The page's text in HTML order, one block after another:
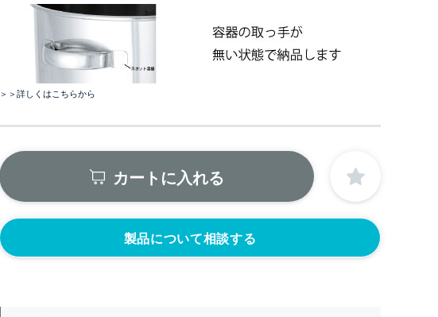
＞＞詳しくはこちらから
カートに入れる
製品について相談する